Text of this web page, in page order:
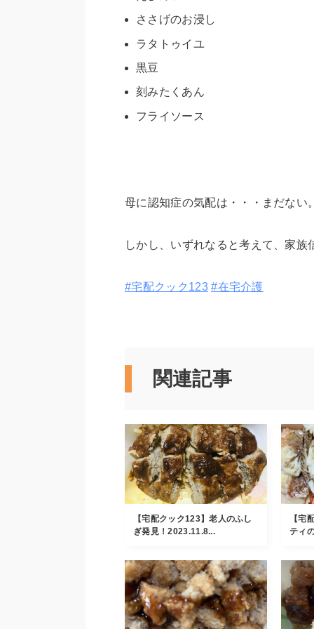
ささげのお浸し
ラタトゥイユ
黒豆
刻みたくあん
フライソース
母に認知症の気配は・・・まだない
しかし、いずれなると考えて、家
#宅配クック123 #在宅介護
関連記事
【宅配クック123】老人のふし
ぎ発見！2023.11.8...
【宅
ティ